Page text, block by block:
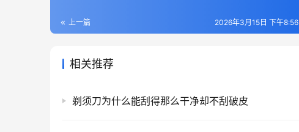
上一篇 2026年3月15日 下午8:56
相关推荐
剃须刀为什么能刮得那么干净却不刮破皮